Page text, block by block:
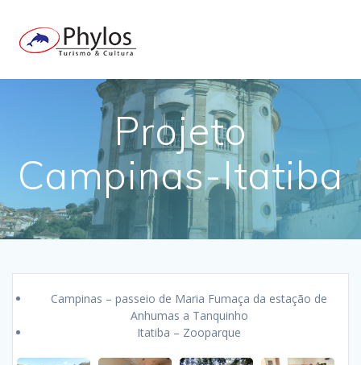
Projeto
Campinas-Itatiba
Campinas – passeio de Maria Fumaça da estação de
Anhumas a Tanquinho
Itatiba – Zooparque